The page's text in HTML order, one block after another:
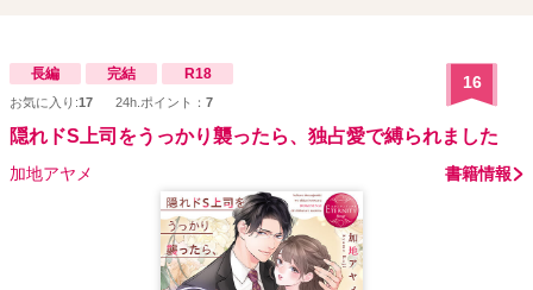
長編 完結 R18
お気に入り:17 24h.ポイント： 7
16
隠れドS上司をうっかり襲ったら、独占愛で縛られました
加地アヤメ 書籍情報